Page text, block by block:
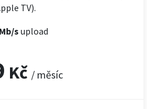
TV).
s upload
Kč / měsíc